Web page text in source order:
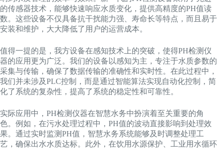
的传感器技术，能够快速响应水质变化，提供高精度的PH值读
数。这些设备不仅具备抗干扰能力强、寿命长等特点，而且易于
安装和维护，大大降低了用户的运营成本。
值得一提的是，我方设备在感知技术上的突破，使得PH检测仪
器的应用更为广泛。我们的设备以感知为主，专注于水质参数的
采集与传输，确保了数据传输的准确性和实时性。在此过程中，
我们并未涉及PLC控制，而是通过智能算法实现自动化控制，简
化了系统的复杂性，提高了系统的稳定性和可靠性。
实际应用中，PH检测仪器在智慧水务中扮演着至关重要的角
色。例如，在污水处理过程中，PH值的波动直接影响到处理效
果。通过实时监测PH值，智慧水务系统能够及时调整处理工
艺，确保出水水质达标。此外，在饮用水源保护、工业用水循环